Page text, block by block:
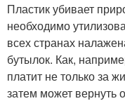
Пластик убивает
необходимо
всех странах
бутылок. Как,
платит не только за
затем может вернуть